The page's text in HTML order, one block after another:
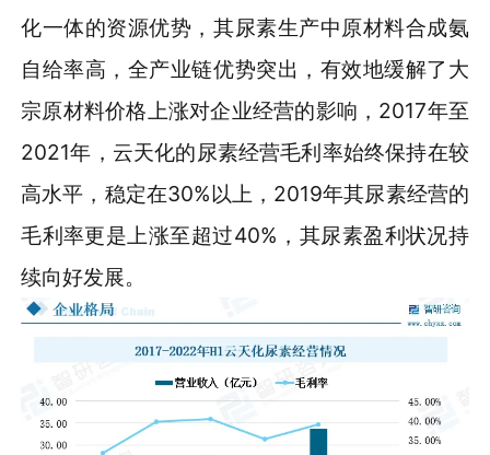
化一体的资源优势，其尿素生产中原材料合成氨
自给率高，全产业链优势突出，有效地缓解了大
宗原材料价格上涨对企业经营的影响，2017年至
2021年，云天化的尿素经营毛利率始终保持在较
高水平，稳定在30%以上，2019年其尿素经营的
毛利率更是上涨至超过40%，其尿素盈利状况持
续向好发展。